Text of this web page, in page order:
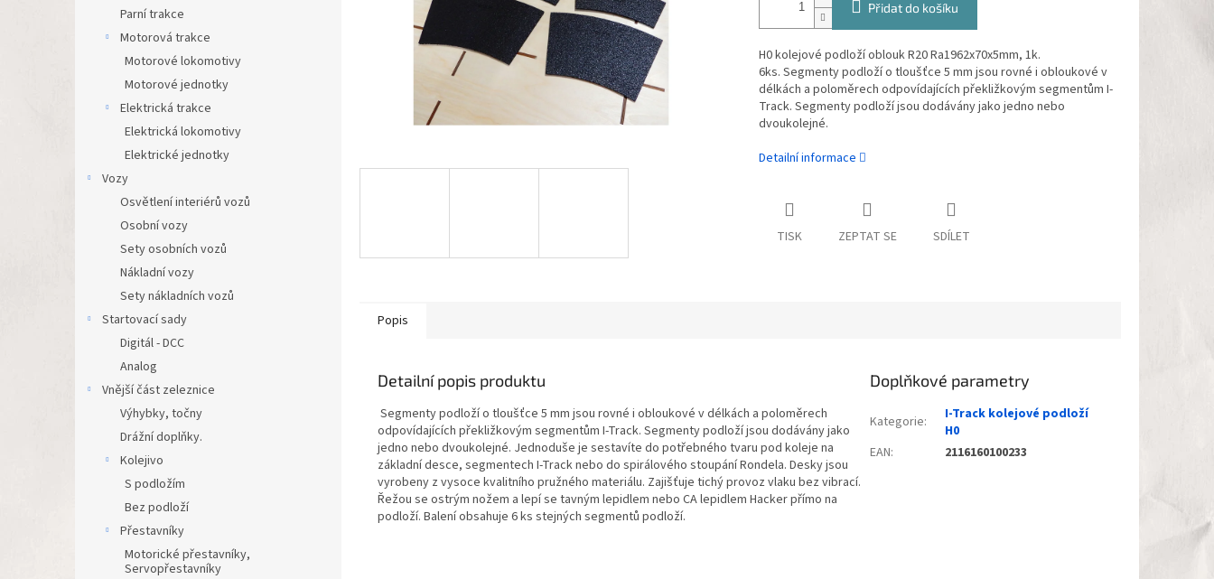
Parní trakce
Motorová trakce
Motorové lokomotivy
Motorové jednotky
Elektrická trakce
Elektrická lokomotivy
Elektrické jednotky
Vozy
Osvětlení interiérů vozů
Osobní vozy
Sety osobních vozů
Nákladní vozy
Sety nákladních vozů
Startovací sady
Digitál - DCC
Analog
Vnější část zeleznice
Výhybky, točny
Drážní doplňky.
Kolejivo
S podložím
Bez podloží
Přestavníky
Motorické přestavníky,
Servopřestavníky
Přidat do košíku
H0 kolejové podloží oblouk R20 Ra1962x70x5mm, 1k.
6ks. Segmenty podloží o tloušťce 5 mm jsou rovné i obloukové v
délkách a poloměrech odpovídajících překližkovým segmentům I-
Track. Segmenty podloží jsou dodávány jako jedno nebo
dvoukolejné.
Detailní informace
TISK ZEPTAT SE SDÍLET
Popis
Detailní popis produktu
Segmenty podloží o tloušťce 5 mm jsou rovné i obloukové v délkách a poloměrech
odpovídajících překližkovým segmentům I-Track. Segmenty podloží jsou dodávány jako
jedno nebo dvoukolejné. Jednoduše je sestavíte do potřebného tvaru pod koleje na
základní desce, segmentech I-Track nebo do spirálového stoupání Rondela. Desky jsou
vyrobeny z vysoce kvalitního pružného materiálu. Zajišťuje tichý provoz vlaku bez vibrací.
Řežou se ostrým nožem a lepí se tavným lepidlem nebo CA lepidlem Hacker přímo na
podloží. Balení obsahuje 6 ks stejných segmentů podloží.
Doplňkové parametry
Kategorie:
I-Track kolejové podloží
H0
EAN: 2116160100233